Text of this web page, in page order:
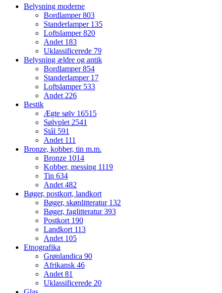
Belysning moderne
Bordlamper803
Standerlamper 135
Loftslamper820
Andet 183
Uklassificerede 79
Belysning ældre og antik
Bordlamper854
Standerlamper 17
Loftslamper 533
Andet 226
Bestik
Ægte sølv 16515
Sølvplet 2541
Stål 591
Andet 111
Bronze, kobber, tin m.m.
Bronze 1014
Kobber, messing 1119
Tin 634
Andet 482
Bøger, postkort, landkort
Bøger, skønlitteratur 132
Bøger, faglitteratur393
Postkort 190
Landkort 113
Andet 105
Etnografika
Grønlandica 90
Afrikansk 46
Andet 81
Uklassificerede 20